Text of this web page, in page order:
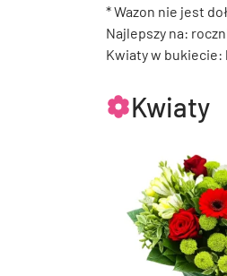
* Wazon nie jest
Najlepszy na:
Kwiaty w bukiecie:
Kwiaty